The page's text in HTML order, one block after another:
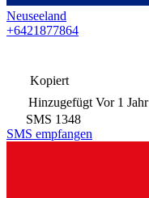
Neuseeland
+6421877864
Kopiert
Hinzugefügt Vor 1 Jahr
SMS 1348
SMS empfangen